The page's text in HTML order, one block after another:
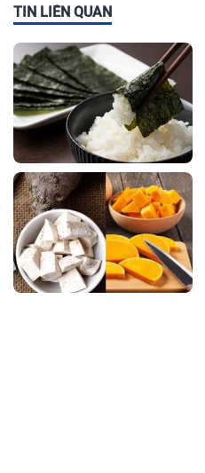
TIN LIÊN QUAN